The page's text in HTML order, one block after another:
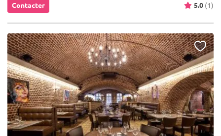
Contacter 5.0 (1)